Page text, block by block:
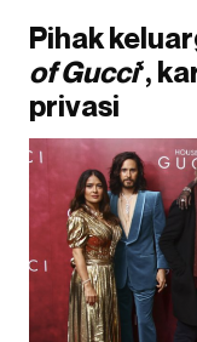
Pihak
of Gucci‘,
privasi